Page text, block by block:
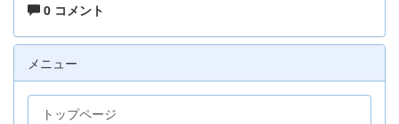
0 コメント
メニュー
トップページ